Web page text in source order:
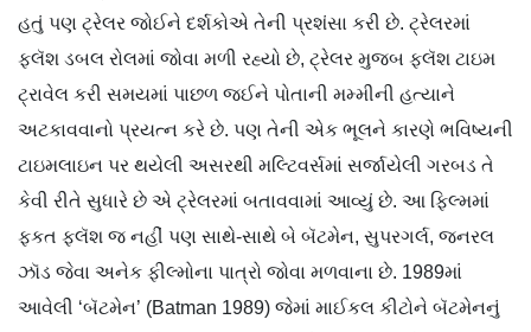
હતું પણ ટ્રેલર જોઈને દર્શકોએ તેની પ્રશંસા કરી છે. ટ્રેલરમાં
ફ્લૅશ ડબલ રોલમાં જોવા મળી રહ્યો છે, ટ્રેલર મુજબ ફ્લૅશ ટાઇમ
ટ્રાવેલ કરી સમયમાં પાછળ જઈને પોતાની મમ્મીની હત્યાને
અટકાવવાનો પ્રયત્ન કરે છે. પણ તેની એક ભૂલને કારણે ભવિષ્યની
ટાઇમલાઇન પર થયેલી અસરથી મલ્ટિવર્સમાં સર્જાયેલી ગરબડ તે
કેવી રીતે સુધારે છે એ ટ્રેલરમાં બતાવવામાં આવ્યું છે. આ ફિલ્મમાં
ફકત ફ્લૅશ જ નહીં પણ સાથે-સાથે બે બૅટમેન, સુપરગર્લ, જનરલ
ઝૉડ જેવા અનેક ફીલ્મોના પાત્રો જોવા મળવાના છે. 1989માં
આવેલી ‘બૅટમેન’ (Batman 1989) જેમાં માઈકલ કીટોને બૅટમેનનું